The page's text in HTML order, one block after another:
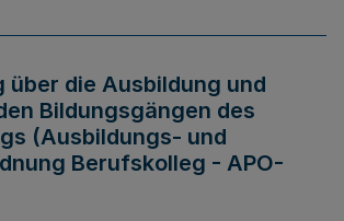
über die Ausbildung und
Bildungsgängen des
(Ausbildungs- und
Berufskolleg - APO-